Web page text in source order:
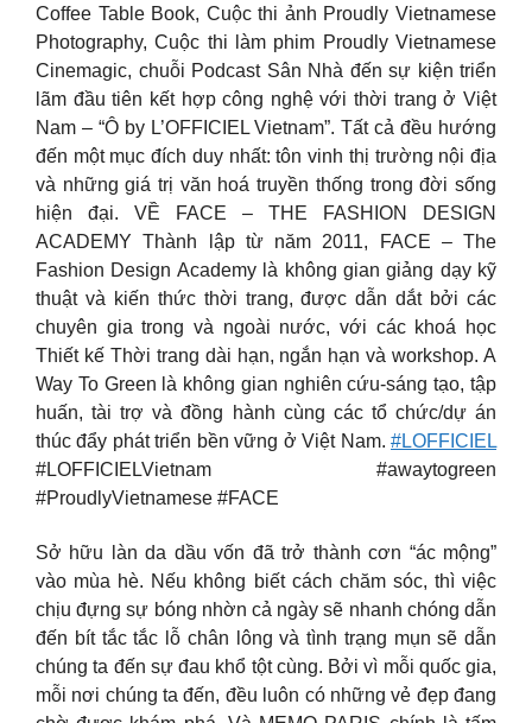
Coffee Table Book, Cuộc thi ảnh Proudly Vietnamese
Photography, Cuộc thi làm phim Proudly Vietnamese
Cinemagic, chuỗi Podcast Sân Nhà đến sự kiện triển
lãm đầu tiên kết hợp công nghệ với thời trang ở Việt
Nam – “Ô by L’OFFICIEL Vietnam”. Tất cả đều hướng
đến một mục đích duy nhất: tôn vinh thị trường nội địa
và những giá trị văn hoá truyền thống trong đời sống
hiện đại. VỀ FACE – THE FASHION DESIGN
ACADEMY Thành lập từ năm 2011, FACE – The
Fashion Design Academy là không gian giảng dạy kỹ
thuật và kiến thức thời trang, được dẫn dắt bởi các
chuyên gia trong và ngoài nước, với các khoá học
Thiết kế Thời trang dài hạn, ngắn hạn và workshop. A
Way To Green là không gian nghiên cứu-sáng tạo, tập
huấn, tài trợ và đồng hành cùng các tổ chức/dự án
thúc đẩy phát triển bền vững ở Việt Nam. #LOFFICIEL
#LOFFICIELVietnam #awaytogreen
#ProudlyVietnamese #FACE
Sở hữu làn da dầu vốn đã trở thành cơn “ác mộng”
vào mùa hè. Nếu không biết cách chăm sóc, thì việc
chịu đựng sự bóng nhờn cả ngày sẽ nhanh chóng dẫn
đến bít tắc tắc lỗ chân lông và tình trạng mụn sẽ dẫn
chúng ta đến sự đau khổ tột cùng. Bởi vì mỗi quốc gia,
mỗi nơi chúng ta đến, đều luôn có những vẻ đẹp đang